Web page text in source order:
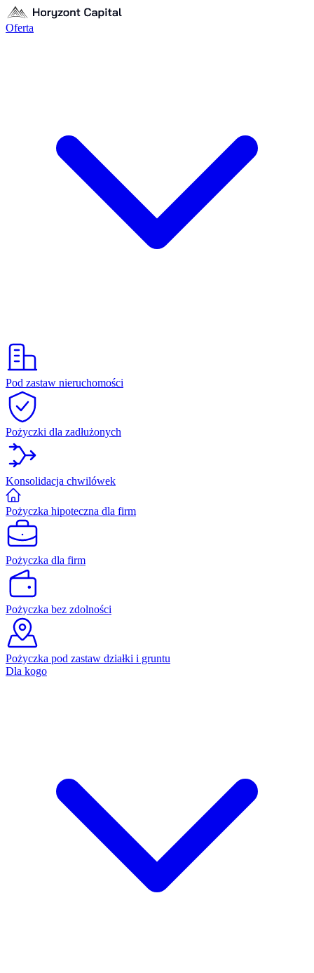
Oferta
Pod zastaw nieruchomości
Pożyczki dla zadłużonych
Konsolidacja chwilówek
Pożyczka hipoteczna dla firm
Pożyczka dla firm
Pożyczka bez zdolności
Pożyczka pod zastaw działki i gruntu
Dla kogo